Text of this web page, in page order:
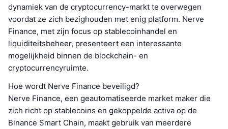
dynamiek van de cryptocurrency-markt te overwegen
voordat ze zich bezighouden met enig platform. Nerve
Finance, met zijn focus op stablecoinhandel en
liquiditeitsbeheer, presenteert een interessante
mogelijkheid binnen de blockchain- en
cryptocurrencyruimte.
Hoe wordt Nerve Finance beveiligd?
Nerve Finance, een geautomatiseerde market maker die
zich richt op stablecoins en gekoppelde activa op de
Binance Smart Chain, maakt gebruik van meerdere